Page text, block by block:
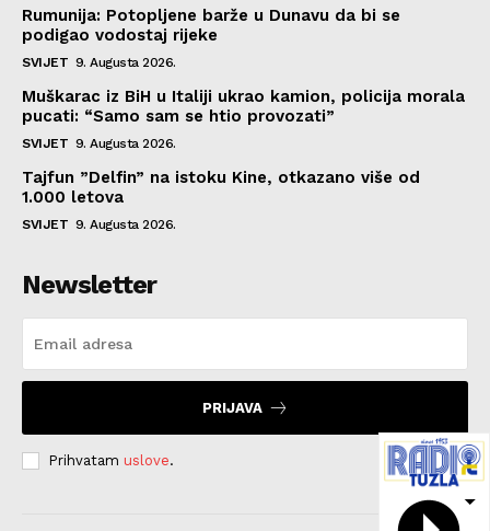
Rumunija: Potopljene barže u Dunavu da bi se
podigao vodostaj rijeke
SVIJET 9. Augusta 2026.
Muškarac iz BiH u Italiji ukrao kamion, policija morala
pucati: “Samo sam se htio provozati”
SVIJET 9. Augusta 2026.
Tajfun ”Delfin” na istoku Kine, otkazano više od
1.000 letova
SVIJET 9. Augusta 2026.
Newsletter
PRIJAVA
Prihvatam uslove.